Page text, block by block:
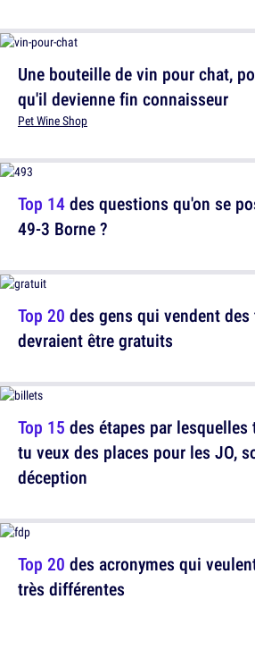
Top 14des questions qu'on se
49-3 Borne ?
Top 15 des étapes par lesquelles
tu veux des places pour les JO,
déception
Une bouteille de vin pour chat,
qu'il devienne fin connaisseur
Pet Wine Shop
Top 20 des gens qui vendent
devraient être gratuits
Top 20 des acronymes qui
très différentes